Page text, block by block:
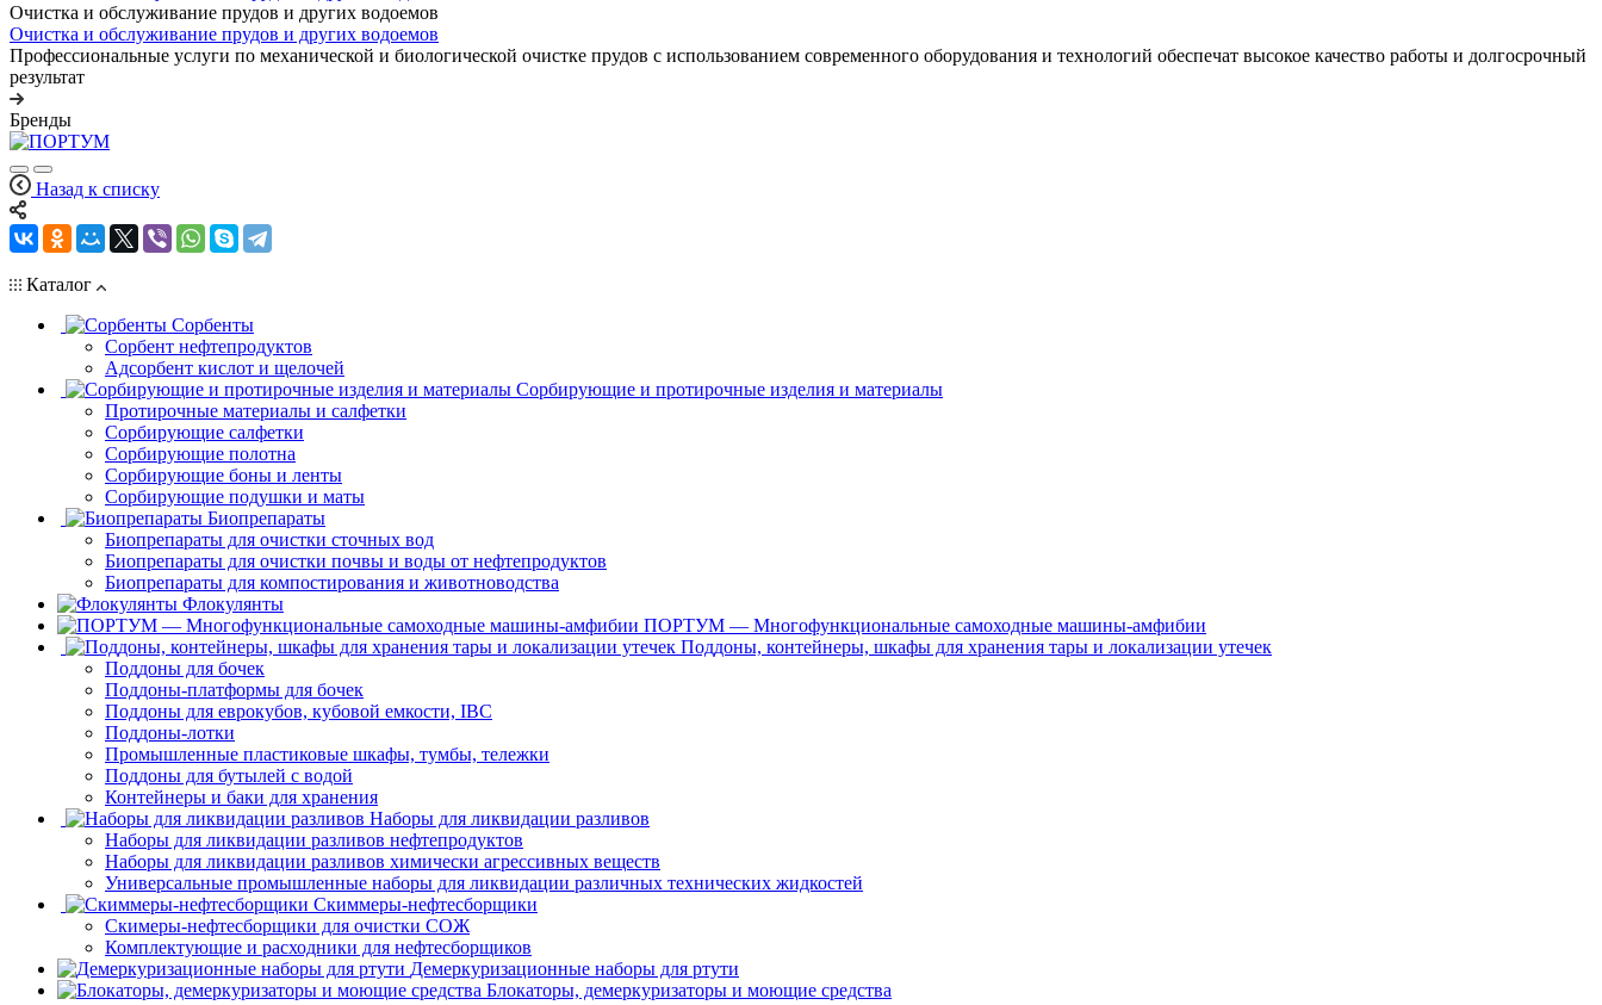
Очистка и обслуживание прудов и других водоемов
Очистка и обслуживание прудов и других водоемов
Профессиональные услуги по механической и биологической очистке прудов с использованием современного оборудования и технологий обеспечат высокое качество работы и долгосрочный
результат
Бренды
Назад к списку
Каталог
Сорбенты
Сорбент нефтепродуктов
Адсорбент кислот и щелочей
Сорбирующие и протирочные изделия и материалы
Протирочные материалы и салфетки
Сорбирующие салфетки
Сорбирующие полотна
Сорбирующие боны и ленты
Сорбирующие подушки и маты
Биопрепараты
Биопрепараты для очистки сточных вод
Биопрепараты для очистки почвы и воды от нефтепродуктов
Биопрепараты для компостирования и животноводства
Флокулянты
ПОРТУМ — Многофункциональные самоходные машины-амфибии
Поддоны, контейнеры, шкафы для хранения тары и локализации утечек
Поддоны для бочек
Поддоны-платформы для бочек
Поддоны для еврокубов, кубовой емкости, IBC
Поддоны-лотки
Промышленные пластиковые шкафы, тумбы, тележки
Поддоны для бутылей с водой
Контейнеры и баки для хранения
Наборы для ликвидации разливов
Наборы для ликвидации разливов нефтепродуктов
Наборы для ликвидации разливов химически агрессивных веществ
Универсальные промышленные наборы для ликвидации различных технических жидкостей
Скиммеры-нефтесборщики
Скимеры-нефтесборщики для очистки СОЖ
Комплектующие и расходники для нефтесборщиков
Демеркуризационные наборы для ртути
Блокаторы, демеркуризаторы и моющие средства